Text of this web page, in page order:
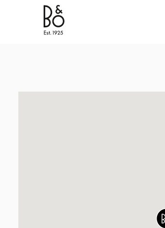
Bang & Olufsen - Exist to create